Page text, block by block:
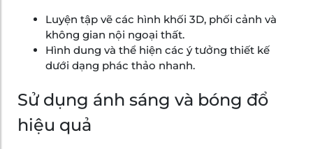
Luyện tập vẽ các hình khối 3D, phối cảnh và
không gian nội ngoại thất.
Hình dung và thể hiện các ý tưởng thiết kế
dưới dạng phác thảo nhanh.
Sử dụng ánh sáng và bóng đổ
hiệu quả